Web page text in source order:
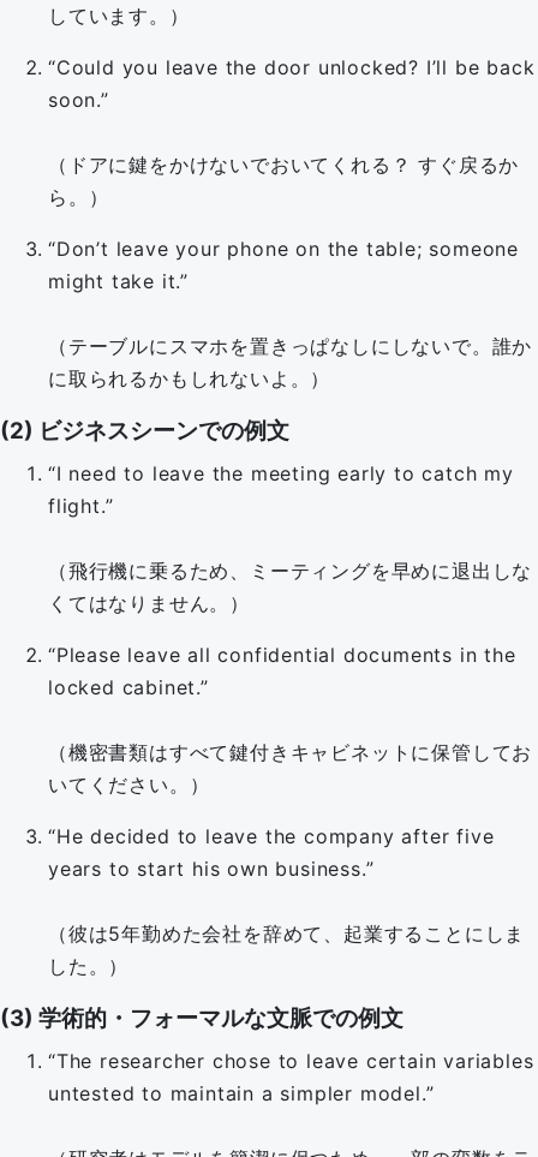
しています。）
“Could you leave the door unlocked? I’ll be back
soon.”
（ドアに鍵をかけないでおいてくれる？ すぐ戻るか
ら。）
“Don’t leave your phone on the table; someone
might take it.”
（テーブルにスマホを置きっぱなしにしないで。誰か
に取られるかもしれないよ。）
(2) ビジネスシーンでの例文
“I need to leave the meeting early to catch my
flight.”
（飛行機に乗るため、ミーティングを早めに退出しな
くてはなりません。）
“Please leave all confidential documents in the
locked cabinet.”
（機密書類はすべて鍵付きキャビネットに保管してお
いてください。）
“He decided to leave the company after five
years to start his own business.”
（彼は5年勤めた会社を辞めて、起業することにしま
した。）
(3) 学術的・フォーマルな文脈での例文
“The researcher chose to leave certain variables
untested to maintain a simpler model.”